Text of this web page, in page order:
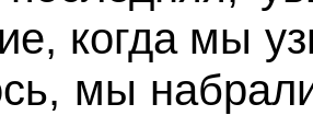
когда мы
мы